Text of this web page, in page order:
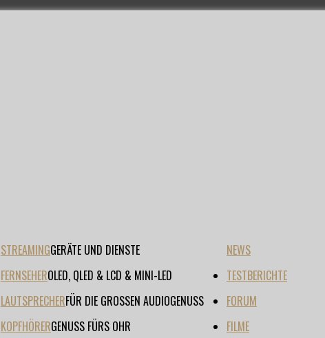
NEWS
STREAMINGGERÄTE UND DIENSTE
FERNSEHEROLED, QLED & LCD & MINI-LED
LAUTSPRECHERFÜR DIE GROSSEN AUDIOGENUSS
KOPFHÖRERGENUSS FÜRS OHR
TESTBERICHTE
FORUM
FILME